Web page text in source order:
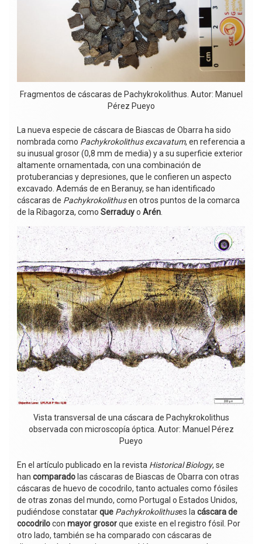
Fragmentos de cáscaras de Pachykrokolithus. Autor: Manuel
Pérez Pueyo
La nueva especie de cáscara de Biascas de Obarra ha sido
nombrada como Pachykrokolithus excavatum, en referencia a
su inusual grosor (0,8 mm de media) y a su superficie exterior
altamente ornamentada, con una combinación de
protuberancias y depresiones, que le confieren un aspecto
excavado. Además de en Beranuy, se han identificado
cáscaras de Pachykrokolithusen otros puntos de la comarca
de la Ribagorza, como Serraduyo Arén
Vista transversal de una cáscara de Pachykrokolithus
observada con microscopía óptica. Autor: Manuel Pérez
Pueyo
En el artículo publicado en la revista Historical Biology, se
han comparado las cáscaras de Biascas de Obarra con otras
cáscaras de huevo de cocodrilo, tanto actuales como fósiles
de otras zonas del mundo, como Portugal o Estados Unidos,
pudiéndose constatarque Pachykrokolithuses la cáscara de
cocodrilocon mayor grosorque existe en el registro fósil. Por
otro lado, también se ha comparado con cáscaras de